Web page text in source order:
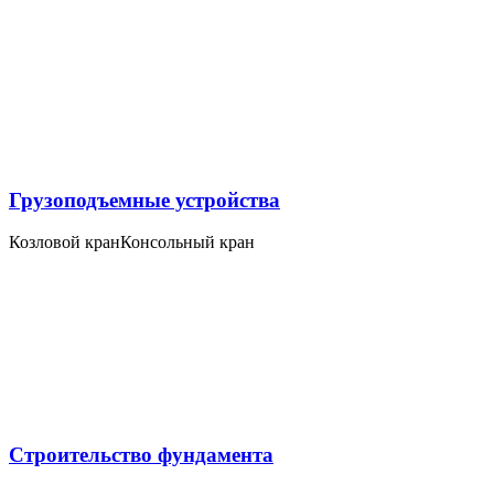
Грузоподъемные устройства
Козловой кранКонсольный кран
Строительство фундамента